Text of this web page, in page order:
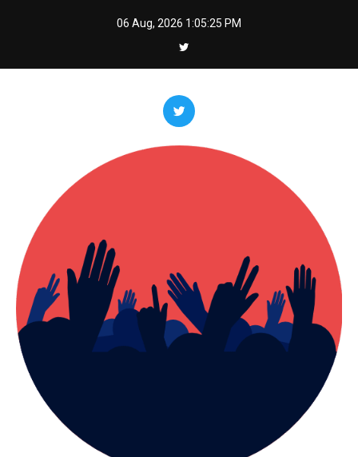
06 Aug, 2026 1:05:27 PM